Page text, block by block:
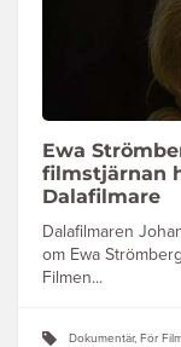
Ewa
filmstjärnan
Dalafilmare
Dalafilmaren
om Ewa
Filmen...
Dokumentär, För